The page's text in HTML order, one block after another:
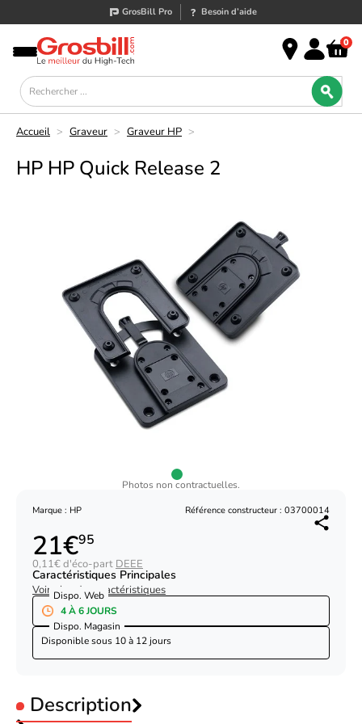
GrosBill Pro Besoin d’aide
0
Accueil > Graveur > Graveur HP >
HP HP Quick Release 2
Photos non contractuelles.
Marque : HP Référence constructeur : 03700014
21€95
0,11€ d'éco-part DEEE
Caractéristiques Principales
Voir plus de caractéristiques
Dispo. Web
4 À 6 JOURS
Dispo. Magasin
Disponible sous 10 à 12 jours
Description